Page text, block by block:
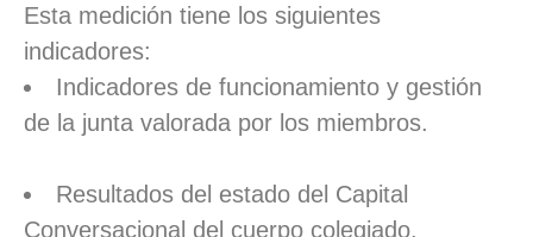
Esta medición tiene los siguientes
indicadores:
Indicadores de funcionamiento y gestión
de la junta valorada por los miembros.
Resultados del estado del Capital
Conversacional del cuerpo colegiado.